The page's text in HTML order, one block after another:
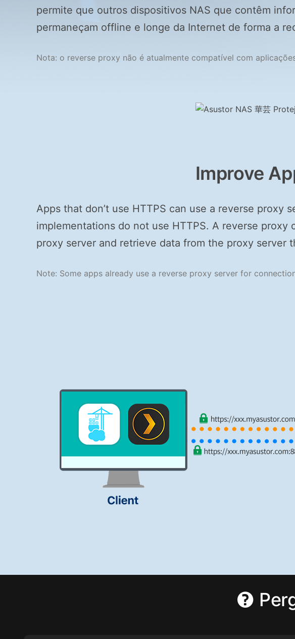
permite que outros dispositivos NAS que contêm
permaneçam offline e longe da Internet de forma a
Nota: o reverse proxy não é atualmente compatível com
Improve
Apps that don’t use HTTPS can use a reverse proxy
implementations do not use HTTPS. A reverse
proxy server and retrieve data from the proxy server
Note: Some apps already use a reverse proxy server for